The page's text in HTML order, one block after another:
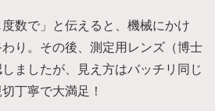
度数で」と伝えると、機械にかけ
り。その後、測定用レンズ（博士
ましたが、見え方はバッチリ同じ
丁寧で大満足！